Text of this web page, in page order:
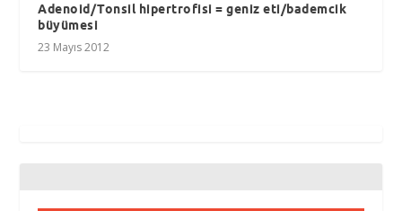
Adenoid/Tonsil hipertrofisi = geniz eti/bademcik
büyümesi
23 Mayıs 2012